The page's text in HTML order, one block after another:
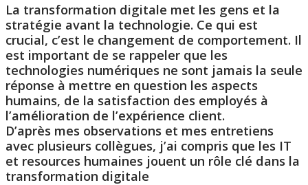
La transformation digitale met les gens et la
stratégie avant la technologie. Ce qui est
crucial, c’est le changement de comportement. Il
est important de se rappeler que les
technologies numériques ne sont jamais la seule
réponse à mettre en question les aspects
humains, de la satisfaction des employés à
l’amélioration de l’expérience client.
D’après mes observations et mes entretiens
avec plusieurs collègues, j’ai compris que les IT
et resources humaines jouent un rôle clé dans la
transformation digitale